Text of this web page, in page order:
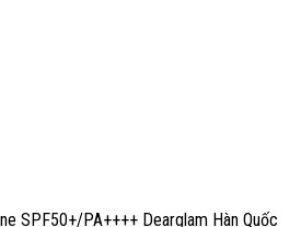
SPF50+/PA++++ Dearglam Hàn Quốc